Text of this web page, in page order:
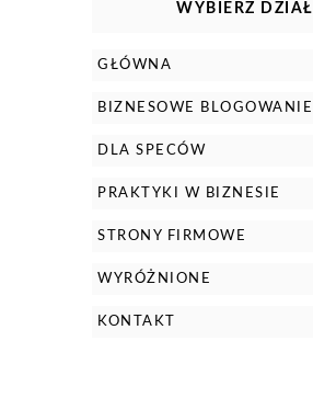
WYBIERZ DZIAŁ
GŁÓWNA
BIZNESOWE BLOGOWANIE
DLA SPECÓW
PRAKTYKI W BIZNESIE
STRONY FIRMOWE
WYRÓŻNIONE
KONTAKT